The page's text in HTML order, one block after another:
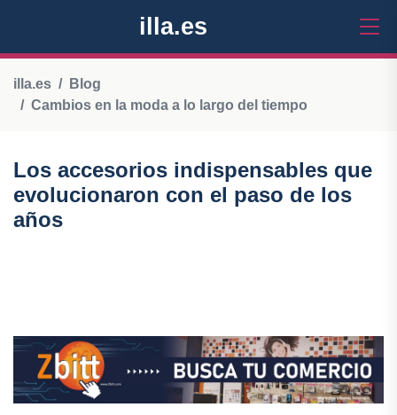
illa.es
illa.es
Blog
Cambios en la moda a lo largo del tiempo
Los accesorios indispensables que
evolucionaron con el paso de los
años